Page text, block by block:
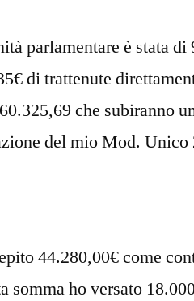
parlamentare è stata
di trattenute
che subiranno
del mio Mod. Unico
44.280,00€ come
somma ho versato